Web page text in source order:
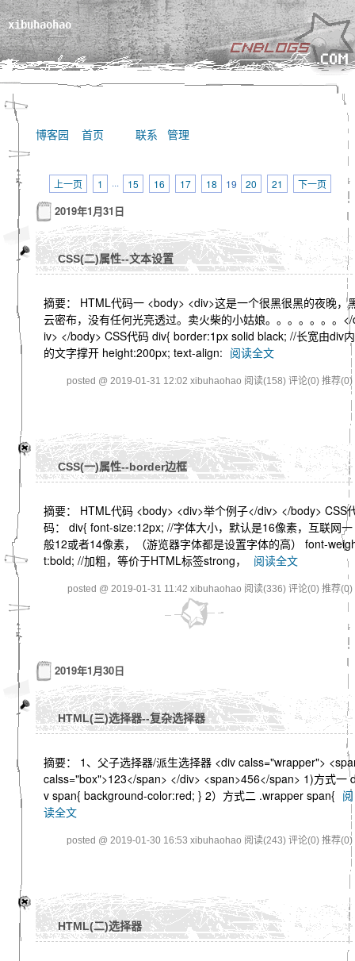
xibuhaohao
博客园 首页 联系 管理
上一页 1 ··· 15 16 17 18 19 20 21 下一页
2019年1月31日
CSS(二)属性--文本设置
摘要： HTML代码一 <body> <div>这是一个很黑很黑的夜晚，
云密布，没有任何光亮透过。卖火柴的小姑娘。。。。。。。
iv> </body> CSS代码 div{ border:1px solid black; //长宽由div内
的文字撑开 height:200px; text-align: 阅读全文
posted @ 2019-01-31 12:02 xibuhaohao 阅读(158) 评论(0) 推荐(0)
CSS(一)属性--border边框
摘要： HTML代码 <body> <div>举个例子</div> </body> CSS
码： div{ font-size:12px; //字体大小，默认是16像素，互联网一
般12或者14像素，（游览器字体都是设置字体的高） font-
t:bold; //加粗，等价于HTML标签strong，
阅读全文
posted @ 2019-01-31 11:42 xibuhaohao 阅读(336) 评论(0) 推荐(0)
2019年1月30日
HTML(三)选择器--复杂选择器
摘要： 1、父子选择器/派生选择器 <div calss="wrapper">
calss="box">123</span> </div> <span>456</span> 1)方式一
v span{ background-color:red; } 2）方式二 .wrapper span{ 阅
读全文
posted @ 2019-01-30 16:53 xibuhaohao 阅读(243) 评论(0) 推荐(0)
HTML(二)选择器